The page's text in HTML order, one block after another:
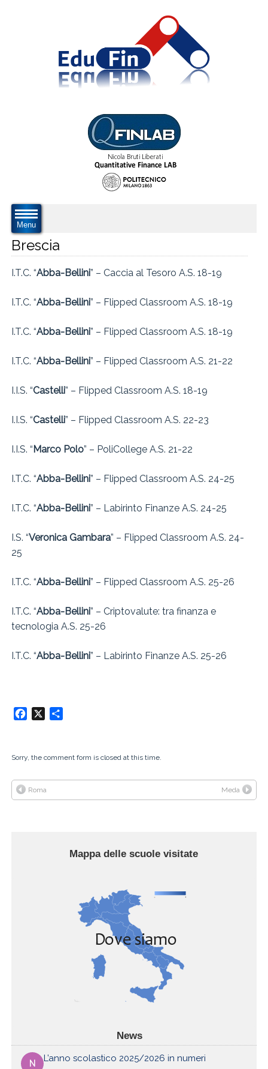
Menu
Brescia
I.T.C. “Abba-Bellini” – Caccia al Tesoro A.S. 18-19
I.T.C. “Abba-Bellini” – Flipped Classroom A.S. 18-19
I.T.C. “Abba-Bellini” – Flipped Classroom A.S. 18-19
I.T.C. “Abba-Bellini” – Flipped Classroom A.S. 21-22
I.I.S. “Castelli” – Flipped Classroom A.S. 18-19
I.I.S. “Castelli” – Flipped Classroom A.S. 22-23
I.I.S. “Marco Polo” – PoliCollege A.S. 21-22
I.T.C. “Abba-Bellini” – Flipped Classroom A.S. 24-25
I.T.C. “Abba-Bellini” – Labirinto Finanze A.S. 24-25
I.S. “Veronica Gambara” – Flipped Classroom A.S. 24-
25
I.T.C. “Abba-Bellini” – Flipped Classroom A.S. 25-26
I.T.C. “Abba-Bellini” – Criptovalute: tra finanza e
tecnologia A.S. 25-26
I.T.C. “Abba-Bellini” – Labirinto Finanze A.S. 25-26
Facebook
Sorry, the comment form is closed at this time.
Roma Meda
Mappa delle scuole visitate
News
N L’anno scolastico 2025/2026 in numeri